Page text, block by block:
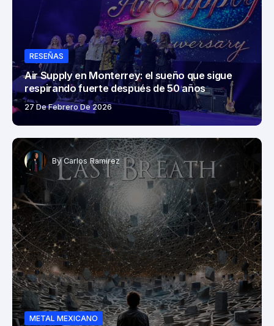
RESEÑAS
Air Supply en Monterrey: el sueño que sigue
respirando fuerte después de 50 años
27 De Febrero De 2026
By Carlos Ramírez
METAL MEXICANO